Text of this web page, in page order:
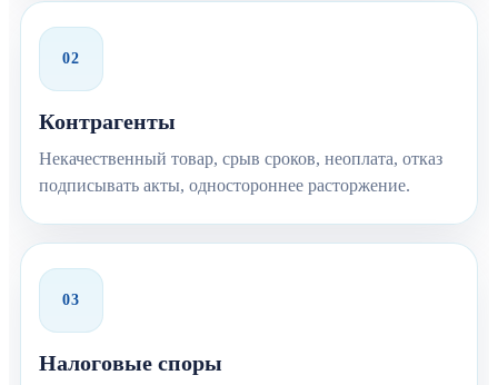
02
Контрагенты
Некачественный товар, срыв сроков, неоплата, отказ
подписывать акты, одностороннее расторжение.
03
Налоговые споры